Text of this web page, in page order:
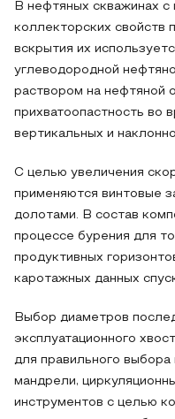
В нефтяных скважинах
коллекторских свойств
вскрытия их
углеводородной
раствором на нефтяной
прихватоопастность во
вертикальных и
С целью увеличения
применяются винтовые
долотами. В состав
процессе бурения для
продуктивных
каротажных данных
Выбор диаметров
эксплуатационного
для правильного выбора
мандрели,
инструментов с целью